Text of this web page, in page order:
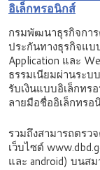
อิเล็กทรอนิกส์
กรมพัฒนาธุรกิจกา
ประกันทางธุรกิจแบ
Application และ
ธรรมเนียมผ่านระบ
รับเงินแบบอิเล็กทร
ลายมือชื่ออิเล็กทรอ
รวมถึงสามารถตรว
เว็บไซต์
และ android) บนส